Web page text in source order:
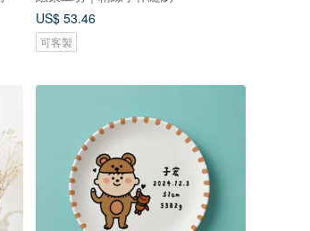
US$ 53.46
可客製